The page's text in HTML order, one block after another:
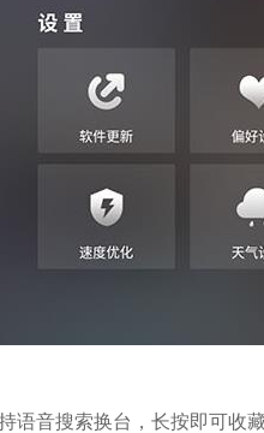
语音搜索换台，长按即可收